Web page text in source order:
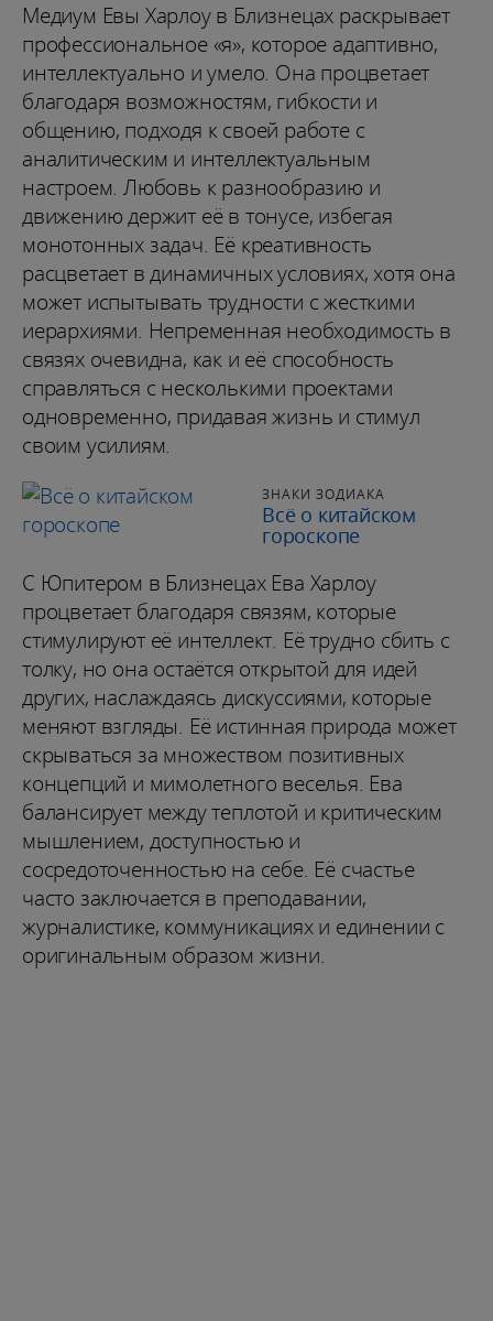
Медиум Евы Харлоу в Близнецах раскрывает
профессиональное «я», которое адаптивно,
интеллектуально и умело. Она процветает
благодаря возможностям, гибкости и
общению, подходя к своей работе с
аналитическим и интеллектуальным
настроем. Любовь к разнообразию и
движению держит её в тонусе, избегая
монотонных задач. Её креативность
расцветает в динамичных условиях, хотя она
может испытывать трудности с жесткими
иерархиями. Непременная необходимость в
связях очевидна, как и её способность
справляться с несколькими проектами
одновременно, придавая жизнь и стимул
своим усилиям.
ЗНАКИ ЗОДИАКА
Всё о китайском
гороскопе
С Юпитером в Близнецах Ева Харлоу
процветает благодаря связям, которые
стимулируют её интеллект. Её трудно сбить с
толку, но она остаётся открытой для идей
других, наслаждаясь дискуссиями, которые
меняют взгляды. Её истинная природа может
скрываться за множеством позитивных
концепций и мимолетного веселья. Ева
балансирует между теплотой и критическим
мышлением, доступностью и
сосредоточенностью на себе. Её счастье
часто заключается в преподавании,
журналистике, коммуникациях и единении с
оригинальным образом жизни.